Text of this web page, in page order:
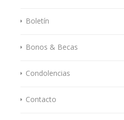
Boletín
Bonos & Becas
Condolencias
Contacto